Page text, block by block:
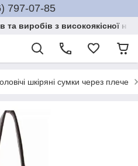
797-07-85
та виробів з високоякісної
шкіряні сумки через плече